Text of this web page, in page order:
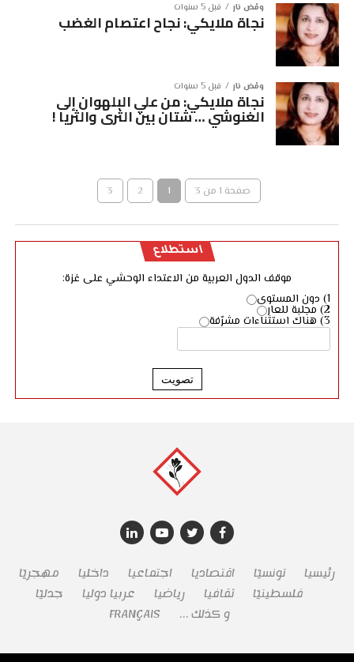
ومْض نار قبل 5 سنوات
نجاة ملايكي: نجاح اعتصام الغضب
ومْض نار قبل 5 سنوات
نجاة ملايكي: من علي البلهوان إلى
الغنوشي … شتان بين الثرى والثريا !
صفحة 1 من 3 1
2
3
استطلاع
موقف الدول العربية من الاعتداء الوحشي على غزة:
1) دون المستوى
2) مجلبة للعار
3) هناك استثناءات مشرّفة
تصويت
رئيسيا تونسيّا اقتصاديا اجتماعيا داخليا
مهجريّا
فلسطينيّا
ثقافيا رياضيا عربيا دوليا
جدليّا
و كذلك …
FRANÇAIS